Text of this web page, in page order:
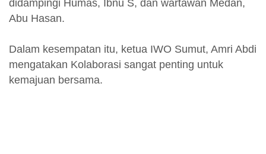
didampingi Humas, Ibnu S, dan wartawan Medan,
Abu Hasan.
Dalam kesempatan itu, ketua IWO Sumut, Amri Abdi
mengatakan Kolaborasi sangat penting untuk
kemajuan bersama.